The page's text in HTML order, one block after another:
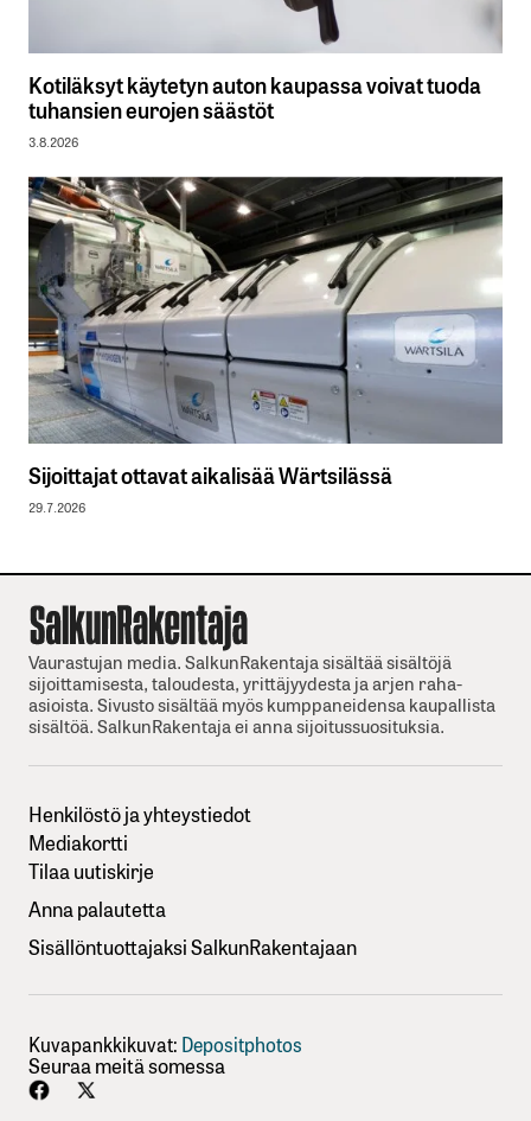
Kotiläksyt käytetyn auton kaupassa voivat tuoda
tuhansien eurojen säästöt
3.8.2026
Sijoittajat ottavat aikalisää Wärtsilässä
29.7.2026
Vaurastujan media. SalkunRakentaja sisältää sisältöjä
sijoittamisesta, taloudesta, yrittäjyydesta ja arjen raha-
asioista. Sivusto sisältää myös kumppaneidensa kaupallista
sisältöä. SalkunRakentaja ei anna sijoitussuosituksia.
Henkilöstö ja yhteystiedot
Mediakortti
Tilaa uutiskirje
Anna palautetta
Sisällöntuottajaksi SalkunRakentajaan
Kuvapankkikuvat: Depositphotos
Seuraa meitä somessa